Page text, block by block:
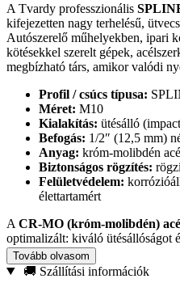
A Tvardy professzionális
kifejezetten nagy terhelésű,
Autószerelő műhelyekben, ipari
kötésekkel szerelt gépek,
megbízható társ, amikor valódi
Profil / csúcs típusa:
Méret: M10
Kialakítás: ütésálló
Befogás: 1/2″ (12,5 mm)
Anyag: króm-molibdén
Biztonságos rögzítés:
Felületvédelem:
élettartamért
A CR-MO (króm-molibdén)
optimalizált: kiváló ütésállóságot
ad, így jobban viseli a rezgést és
SPLINE illeszkedéscsökkenti a
Tovább olvasom
🚚 Szállítási információk